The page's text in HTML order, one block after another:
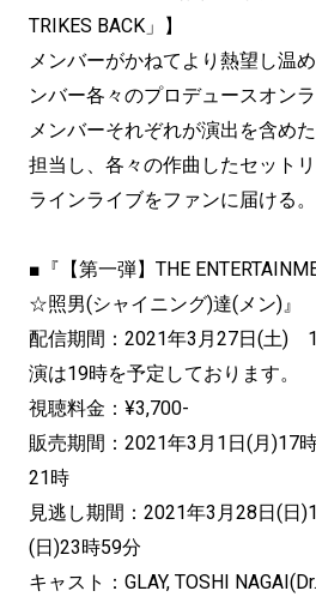
TRIKES BACK」】
メンバーがかねてより熱望し温
ンバー各々のプロデュースオン
メンバーそれぞれが演出を含め
担当し、各々の作曲したセット
ラインライブをファンに届ける。
■『【第一弾】THE
☆照男(シャイニング)達(メン)
配信期間：2021年3月27日(土)
演は19時を予定しております。
視聴料金：¥3,700-
販売期間：2021年3月1日(月)17
21時
見逃し期間：2021年3月28日(日
(日)23時59分
キャスト：GLAY, TOSHI